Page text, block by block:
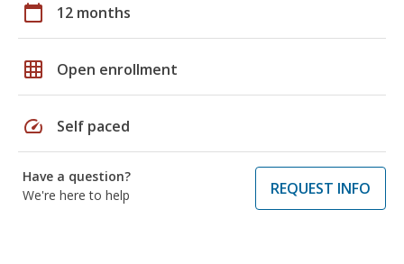
calendar_today 12 months
grid_on Open enrollment
speed Self paced
Have a question?
We're here to help
REQUEST INFO